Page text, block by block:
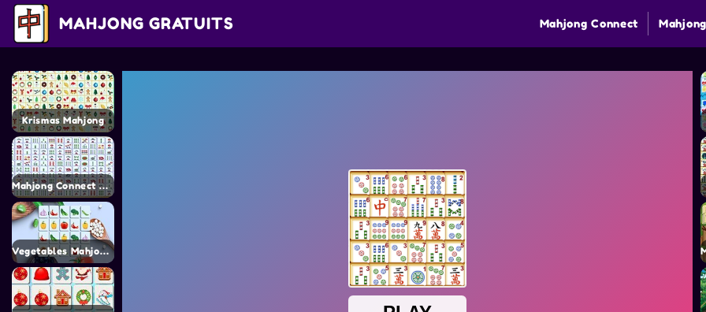
MAHJONG GRATUITS Mahjong Connect
Krismas Mahjong
Mahjong Connect Classic
Vegetables Mahjong Connect